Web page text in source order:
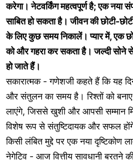
करेगा। नेटवर्किंग महत्वपूर्ण है; एक नया
साबित हो सकता है। जीवन की छोटी-
के लिए कुछ समय निकालें। प्यार में, एक
को और गहरा कर सकता है। जल्दी सोने
हो जाते हैं।
सकारात्मक - गणेशजी कहते हैं कि यह
और संतुलन का समय है। रिश्तों को
लाएंगे, जिससे खुशी और आपसी सम्मान
विशेष रूप से संतुष्टिदायक और सफल
किसी लंबित मुद्दे पर एक नया दृष्टिकोण
नेगेटिव - आज वित्तीय सावधानी बरतने